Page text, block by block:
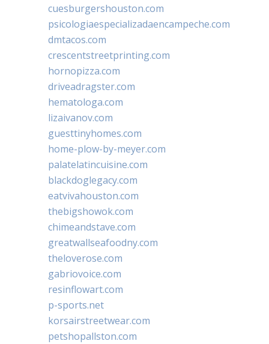
cuesburgershouston.com
psicologiaespecializadaencampeche.com
dmtacos.com
crescentstreetprinting.com
hornopizza.com
driveadragster.com
hematologa.com
lizaivanov.com
guesttinyhomes.com
home-plow-by-meyer.com
palatelatincuisine.com
blackdoglegacy.com
eatvivahouston.com
thebigshowok.com
chimeandstave.com
greatwallseafoodny.com
theloverose.com
gabriovoice.com
resinflowart.com
p-sports.net
korsairstreetwear.com
petshopallston.com